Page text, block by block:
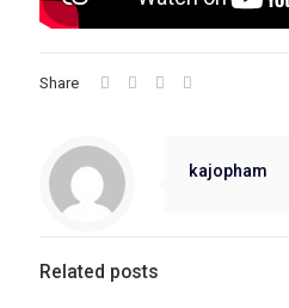
Share
kajopham
Related posts